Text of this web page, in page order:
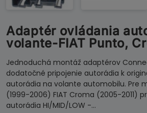
Adaptér ovládania
volante-FIAT Punto,
Jednoduchá montáž adaptérov
dodatočné pripojenie autorádia k
autorádia na volante automobilu. Pre
(1999-2006) FIAT Croma (2005-2011)
autorádia HI/MID/LOW -…